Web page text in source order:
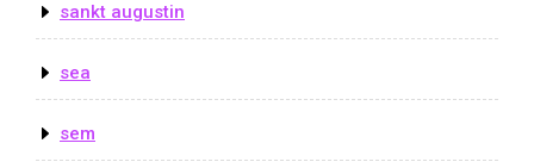
sankt augustin
sea
sem